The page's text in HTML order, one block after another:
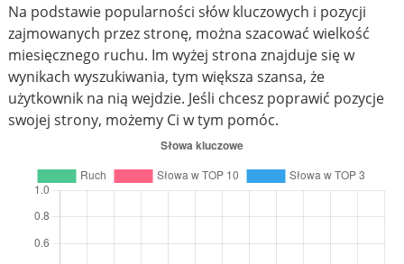
Na podstawie popularności słów kluczowych i pozycji
zajmowanych przez stronę, można szacować wielkość
miesięcznego ruchu. Im wyżej strona znajduje się w
wynikach wyszukiwania, tym większa szansa, że
użytkownik na nią wejdzie. Jeśli chcesz poprawić pozycje
swojej strony, możemy Ci w tym pomóc.